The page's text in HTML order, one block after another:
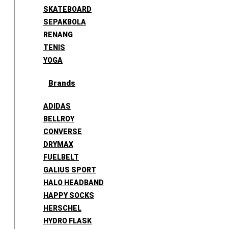
SKATEBOARD
SEPAKBOLA
RENANG
TENIS
YOGA
Brands
ADIDAS
BELLROY
CONVERSE
DRYMAX
FUELBELT
GALIUS SPORT
HALO HEADBAND
HAPPY SOCKS
HERSCHEL
HYDRO FLASK